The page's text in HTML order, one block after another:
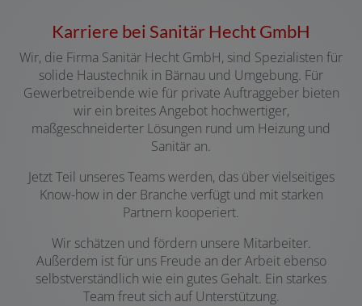
Karriere bei Sanitär Hecht GmbH
Wir, die Firma Sanitär Hecht GmbH, sind Spezialisten für
solide Haustechnik in Bärnau und Umgebung. Für
Gewerbetreibende wie für private Auftraggeber bieten
wir ein breites Angebot hochwertiger,
maßgeschneiderter Lösungen rund um Heizung und
Sanitär an.
Jetzt Teil unseres Teams werden, das über vielseitiges
Know-how in der Branche verfügt und mit starken
Partnern kooperiert.
Wir schätzen und fördern unsere Mitarbeiter.
Außerdem ist für uns Freude an der Arbeit ebenso
selbstverständlich wie ein gutes Gehalt. Ein starkes
Team freut sich auf Unterstützung.